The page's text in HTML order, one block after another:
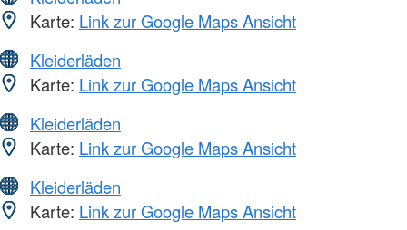
Karte: Link zur Google Maps Ansicht
Kleiderläden
Karte: Link zur Google Maps Ansicht
Kleiderläden
Karte: Link zur Google Maps Ansicht
Kleiderläden
Karte: Link zur Google Maps Ansicht